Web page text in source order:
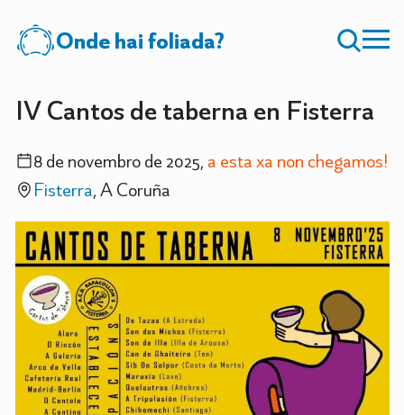
Onde hai foliada?
IV Cantos de taberna en Fisterra
8 de novembro de 2025, a esta xa non chegamos!
Fisterra, A Coruña